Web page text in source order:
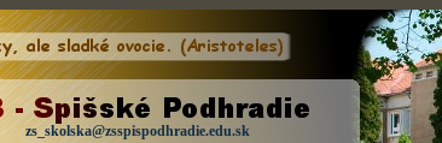
zs_skolska@zsspispodhradie.edu.sk